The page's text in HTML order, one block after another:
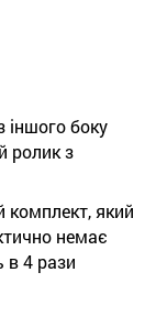
іншого боку
ролик з
комплект, який
немає
в 4 рази